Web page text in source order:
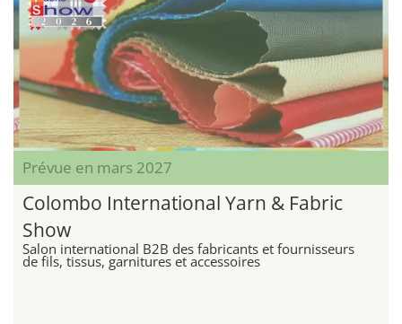
Prévue en mars 2027
Colombo International Yarn & Fabric
Show
Salon international B2B des fabricants et fournisseurs
de fils, tissus, garnitures et accessoires